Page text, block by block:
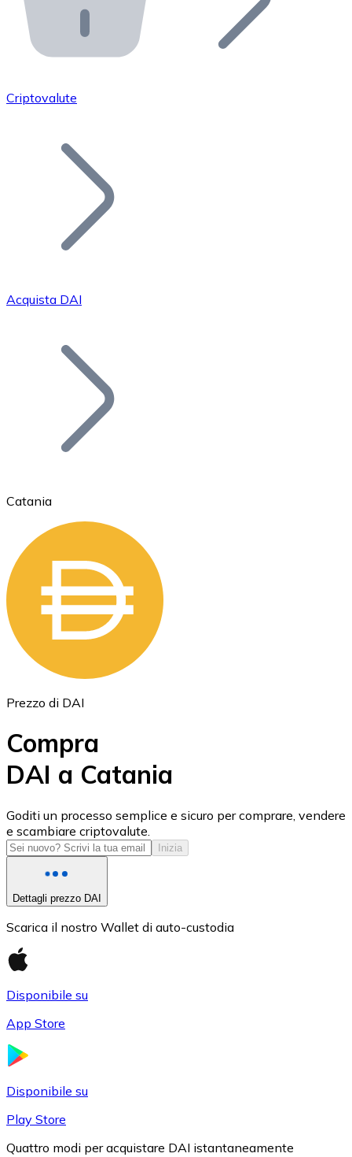
API Bitnovo
Integra la nostra API nel tuo ecosistema.
Unisciti alla nostra rete di rivenditori e
Aggiungi il token del tuo progetto al nostro servizio di
Bitcoin
ETH
USD Coin
USDC
Criptovalute
Acquista DAI
Catania
Prezzo di DAI
Compra
DAI a Catania
Goditi un processo semplice e sicuro per comprare, vendere
e scambiare criptovalute.
Inizia
Dettagli prezzo DAI
Scarica il nostro Wallet di auto-custodia
Disponibile su
App Store
Disponibile su
Play Store
Quattro modi per acquistare DAI istantaneamente